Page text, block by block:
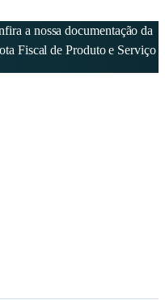
a nossa documentação da
Fiscal de Produto e Serviço